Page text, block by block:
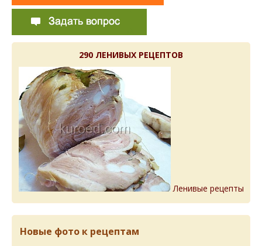
290 ЛЕНИВЫХ РЕЦЕПТОВ
Ленивые рецепты
Новые фото к рецептам